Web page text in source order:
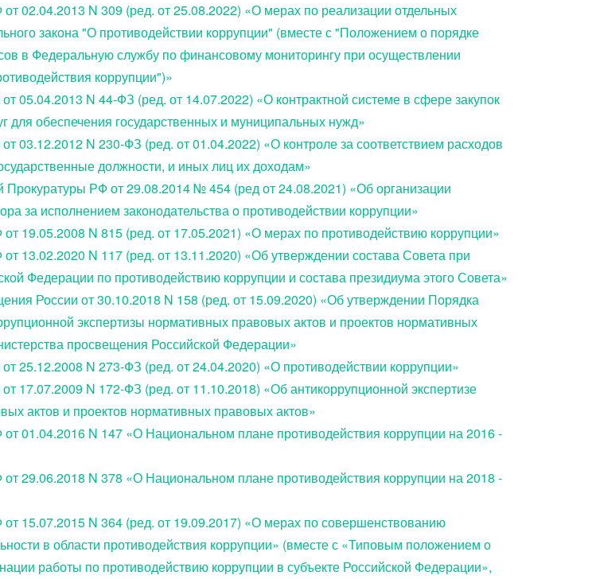
02.04.2013 N 309 (ред. от 25.08.2022) «О мерах по реализации отдельных
закона "О противодействии коррупции" (вместе с "Положением о порядке
в Федеральную службу по финансовому мониторингу при осуществлении
коррупции")»
05.04.2013 N 44-ФЗ (ред. от 14.07.2022) «О контрактной системе в сфере закупок
для обеспечения государственных и муниципальных нужд»
03.12.2012 N 230-ФЗ (ред. от 01.04.2022) «О контроле за соответствием расходов
должности, и иных лиц их доходам»
Прокуратуры РФ от 29.08.2014 № 454 (ред от 24.08.2021) «Об организации
за исполнением законодательства о противодействии коррупции»
19.05.2008 N 815 (ред. от 17.05.2021) «О мерах по противодействию коррупции»
13.02.2020 N 117 (ред. от 13.11.2020) «Об утверждении состава Совета при
Федерации по противодействию коррупции и состава президиума этого Совета»
России от 30.10.2018 N 158 (ред. от 15.09.2020) «Об утверждении Порядка
экспертизы нормативных правовых актов и проектов нормативных
просвещения Российской Федерации»
25.12.2008 N 273-ФЗ (ред. от 24.04.2020) «О противодействии коррупции»
17.07.2009 N 172-ФЗ (ред. от 11.10.2018) «Об антикоррупционной экспертизе
актов и проектов нормативных правовых актов»
01.04.2016 N 147 «О Национальном плане противодействия коррупции на 2016 -
29.06.2018 N 378 «О Национальном плане противодействия коррупции на 2018 -
15.07.2015 N 364 (ред. от 19.09.2017) «О мерах по совершенствованию
в области противодействия коррупции» (вместе с «Типовым положением о
работы по противодействию коррупции в субъекте Российской Федерации»,